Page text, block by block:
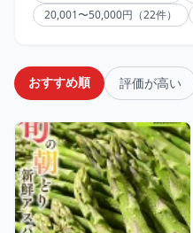
20,001〜50,000円（22件）
おすすめ順 評価が高い